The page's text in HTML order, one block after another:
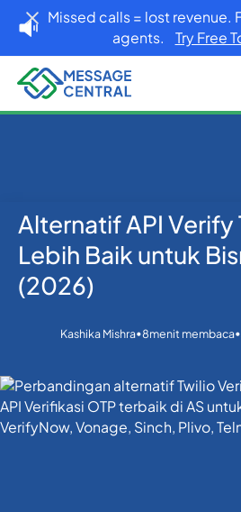
Missed calls = lost revenue.
agents. Try Free
Rumah Blog
Verifikasi SMS
Alternatif API Verify Twilio: 7 Opsi
Bisnis AS (2026)
Alternatif API Verify
Lebih Baik untuk
(2026)
Kashika Mishra•8menit membaca•